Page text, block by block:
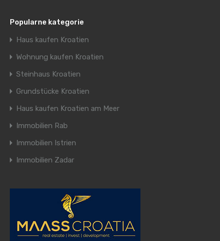
Popularne kategorie
Haus kaufen Kroatien
Wohnung kaufen Kroatien
Steinhaus Kroatien
Grundstücke Kroatien
Haus kaufen Kroatien am Meer
Immobilien Rab
Immobilien Istrien
Immobilien Zadar